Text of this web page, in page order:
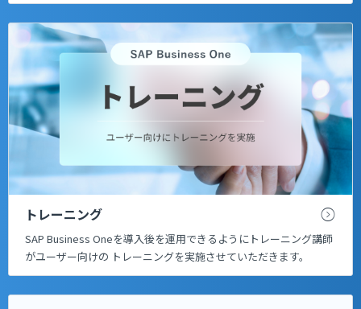
トレーニング
SAP Business Oneを導入後を運用できるようにトレーニング講師
がユーザー向けの トレーニングを実施させていただきます。